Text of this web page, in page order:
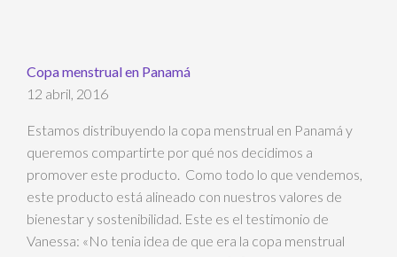
Copa menstrual en Panamá
12 abril, 2016
Estamos distribuyendo la copa menstrual en Panamá y
queremos compartirte por qué nos decidimos a
promover este producto. Como todo lo que vendemos,
este producto está alineado con nuestros valores de
bienestar y sostenibilidad. Este es el testimonio de
Vanessa: «No tenia idea de que era la copa menstrual